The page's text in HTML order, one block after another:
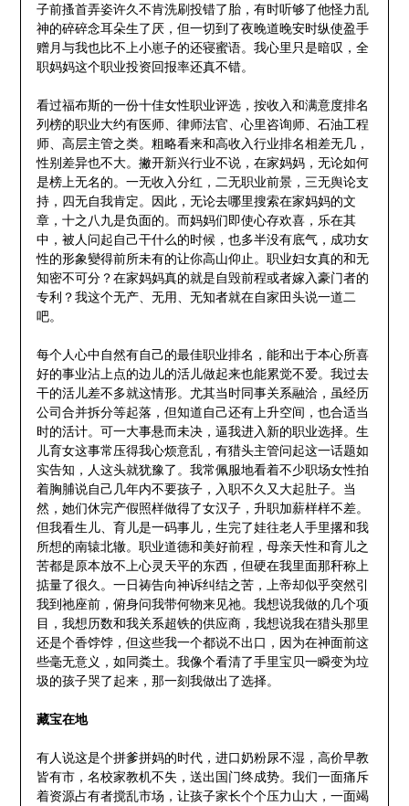
子前搔首弄姿许久不肯洗刷投错了胎，有时听够了他怪力乱
神的碎碎念耳朵生了厌，但一切到了夜晚道晚安时纵使盈手
赠月与我也比不上小崽子的还寝蜜语。我心里只是暗叹，全
职妈妈这个职业投资回报率还真不错。
看过福布斯的一份十佳女性职业评选，按收入和满意度排名
列榜的职业大约有医师、律师法官、心里咨询师、石油工程
师、高层主管之类。粗略看来和高收入行业排名相差无几，
性别差异也不大。撇开新兴行业不说，在家妈妈，无论如何
是榜上无名的。一无收入分红，二无职业前景，三无舆论支
持，四无自我肯定。因此，无论去哪里搜索在家妈妈的文
章，十之八九是负面的。而妈妈们即使心存欢喜，乐在其
中，被人问起自己干什么的时候，也多半没有底气，成功女
性的形象變得前所未有的让你高山仰止。职业妇女真的和无
知密不可分？在家妈妈真的就是自毁前程或者嫁入豪门者的
专利？我这个无产、无用、无知者就在自家田头说一道二
吧。
每个人心中自然有自己的最佳职业排名，能和出于本心所喜
好的事业沾上点的边儿的活儿做起来也能累觉不爱。我过去
干的活儿差不多就这情形。尤其当时同事关系融洽，虽经历
公司合并拆分等起落，但知道自己还有上升空间，也合适当
时的活计。可一大事悬而未决，逼我进入新的职业选择。生
儿育女这事常压得我心烦意乱，有猎头主管问起这一话题如
实告知，人这头就犹豫了。我常佩服地看着不少职场女性拍
着胸脯说自己几年内不要孩子，入职不久又大起肚子。当
然，她们休完产假照样做得了女汉子，升职加薪样样不差。
但我看生儿、育儿是一码事儿，生完了娃往老人手里撂和我
所想的南辕北辙。职业道德和美好前程，母亲天性和育儿之
苦都是原本放不上心灵天平的东西，但硬在我里面那秆称上
掂量了很久。一日祷告向神诉纠结之苦，上帝却似乎突然引
我到祂座前，俯身问我带何物来见祂。我想说我做的几个项
目，我想历数和我关系超铁的供应商，我想说我在猎头那里
还是个香饽饽，但这些我一个都说不出口，因为在神面前这
些毫无意义，如同粪土。我像个看清了手里宝贝一瞬变为垃
圾的孩子哭了起来，那一刻我做出了选择。
藏宝在地
有人说这是个拼爹拼妈的时代，进口奶粉尿不湿，高价早教
皆有市，名校家教机不失，送出国门终成势。我们一面痛斥
着资源占有者搅乱市场，让孩子家长个个压力山大，一面竭